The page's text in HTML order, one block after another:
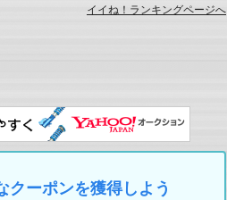
イイね！ランキングページへ
ーポンを獲得しよう